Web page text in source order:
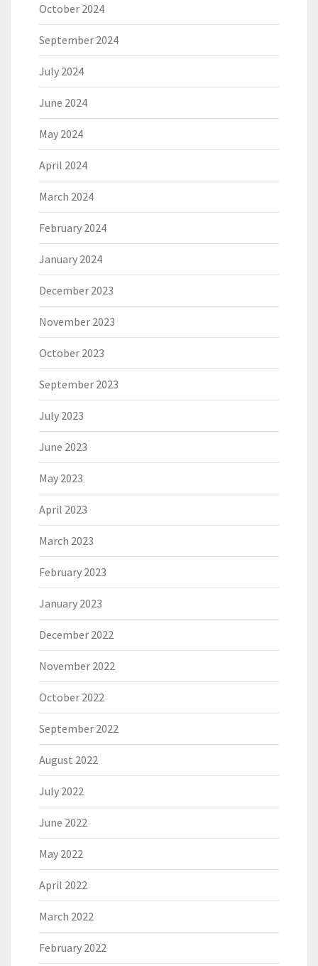
October 2024
September 2024
July 2024
June 2024
May 2024
April 2024
March 2024
February 2024
January 2024
December 2023
November 2023
October 2023
September 2023
July 2023
June 2023
May 2023
April 2023
March 2023
February 2023
January 2023
December 2022
November 2022
October 2022
September 2022
August 2022
July 2022
June 2022
May 2022
April 2022
March 2022
February 2022